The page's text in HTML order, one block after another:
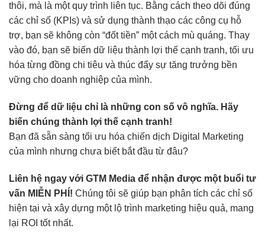
thôi, mà là một quy trình liên tục. Bằng cách theo dõi đúng
các chỉ số (KPIs) và sử dụng thành thạo các công cụ hỗ
trợ, bạn sẽ không còn “đốt tiền” một cách mù quáng. Thay
vào đó, bạn sẽ biến dữ liệu thành lợi thế cạnh tranh, tối ưu
hóa từng đồng chi tiêu và thúc đẩy sự tăng trưởng bền
vững cho doanh nghiệp của mình.
Đừng để dữ liệu chỉ là những con số vô nghĩa. Hãy
biến chúng thành lợi thế cạnh tranh!
Bạn đã sẵn sàng tối ưu hóa chiến dịch Digital Marketing
của mình nhưng chưa biết bắt đầu từ đâu?
Liên hệ ngay với GTM Media để nhận được một buổi tư
vấn MIỄN PHÍ! Chúng tôi sẽ giúp bạn phân tích các chỉ số
hiện tại và xây dựng một lộ trình marketing hiệu quả, mang
lại ROI tốt nhất.